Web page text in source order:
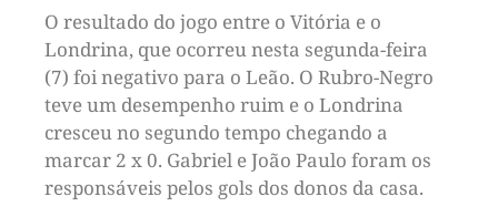
O resultado do jogo entre o Vitória e o
Londrina, que ocorreu nesta segunda-feira
(7) foi negativo para o Leão. O Rubro-Negro
teve um desempenho ruim e o Londrina
cresceu no segundo tempo chegando a
marcar 2 x 0. Gabriel e João Paulo foram os
responsáveis pelos gols dos donos da casa.